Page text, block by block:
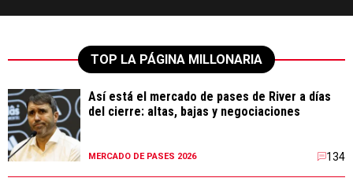
TOP LA PÁGINA MILLONARIA
Así está el mercado de pases de River a días
del cierre: altas, bajas y negociaciones
MERCADO DE PASES 2026 134